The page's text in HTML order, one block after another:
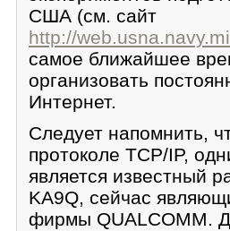
США (см. сайт
http://
самое ближайшее
организовать
Интернет.
Следует напомнить,
протоколе TCP/IP,
является известный
KA9Q, сейчас
фирмы QUALCOMM.